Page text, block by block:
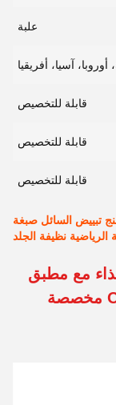
علبة
أوروبا، آسيا، أفريقيا
قابلة للتخصيص
قابلة للتخصيص
قابلة للتخصيص
تبييض السائل صبغة
الرياضية نظيفة الجلد
مع مطبق